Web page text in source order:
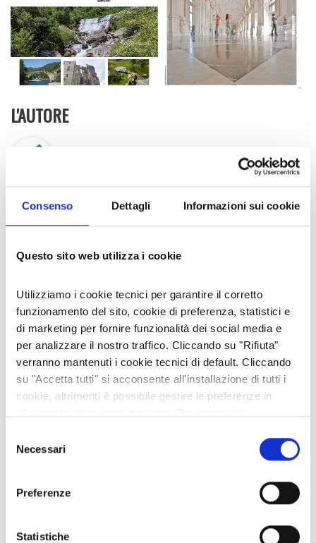
Consenso Dettagli Informazioni sui cookie
Questo sito web utilizza i cookie
Utilizziamo i cookie tecnici per garantire il corretto
funzionamento del sito, cookie di preferenza, statistici e
di marketing per fornire funzionalità dei social media e
per analizzare il nostro traffico. Cliccando su "Rifiuta"
verranno mantenuti i cookie tecnici di default. Cliccando
su "Accetta tutti" si acconsente all'installazione di tutti i
cookie, altrimenti è possibile gestire le preferenze in
delNecessari
Preferenze
Statistiche
L'AUTORE
CONDIVIDI:
POST RECENTI
FARE IMPRESA NELLE TERRE ALTE: A SUSA CNA DISCUTE DI
TURISMO E CELEBRA LA FEDELTÀ ASSOCIATIVA
29 lug 2026
IL GELSO: INTRODOTTO PER L'ALIMENTAZIONE DEI BACHI DA
SETA È APPREZZATO PER LE SUE GUSTOSE MORE
20 lug 2026
I MARRONS DEL MONCENISIO: UNA STORIA LUNGA OLTRE
È DISPONIBILE LA "GUIDA FREE" 2026 DELLA VALLE DI SUSA